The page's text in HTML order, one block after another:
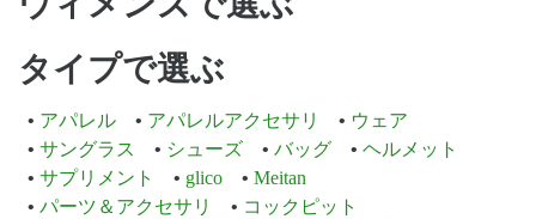
タイプで選ぶ
アパレル アパレルアクセサリ
ウェア
サングラス
シューズ バッグ
ヘルメット
サプリメント
glico
Meitan
パーツ＆アクセサリ
コックピット